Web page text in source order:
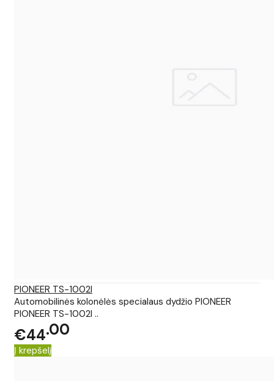
PIONEER TS-1002I
Automobilinės kolonėlės specialaus dydžio PIONEER
PIONEER TS-1002I ..
€44 00
Į krepšelį